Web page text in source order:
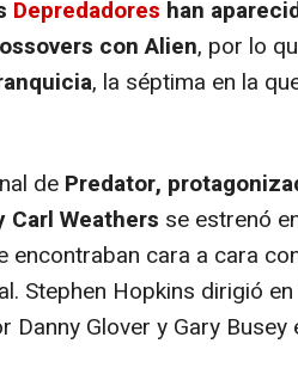
Depredadores han
con Alien, por lo
, la séptima en la
de Predator,
Carl Weathers se estrenó
encontraban cara a cara
Stephen Hopkins dirigió
Danny Glover y Gary Busey